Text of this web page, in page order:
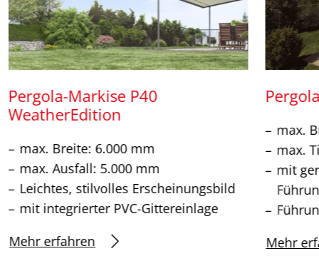
Pergola-Markise P40
WeatherEdition
max. Breite: 6.000 mm
max. Ausfall: 5.000 mm
Leichtes, stilvolles Erscheinungsbild
mit integrierter PVC-Gittereinlage
Mehr erfahren
max.
max.
mit
Mehr